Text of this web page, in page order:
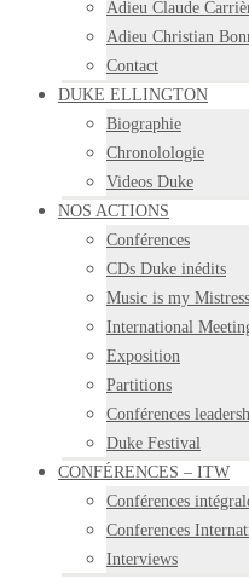
Adieu Claude
Adieu Christian
Contact
DUKE ELLINGTON
Biographie
Chronolologie
Videos Duke
NOS ACTIONS
Conférences
CDs Duke inédits
Music is my Mistress
International
Exposition
Partitions
Conférences
Duke Festival
CONFÉRENCES – ITW
Conférences
Conferences
Interviews